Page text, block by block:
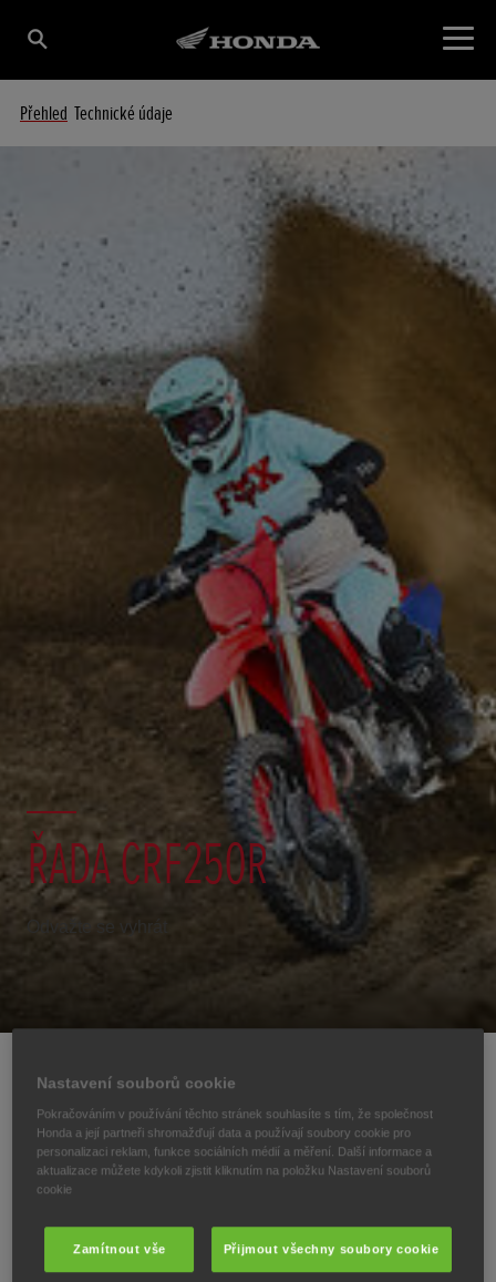
Přehled Technické údaje
ŘADA CRF250R
Odvažte se vyhrát
samém středu tohoto boje. Tento model těží z vítězného
rodokmenu v MXGP a poskytuje špičkovou stabilitu a
ovladatelnost v rychlých zatáčkách. Motor poskytuje
silný výkon ve středním rozsahu a těží z Honda
Selectable Torque Control (HSTC). Nové plasty definují
postoupit, CRF250R je místo, kde zahájíte své vítězné
tažení.
Nastavení souborů cookie
Pokračováním v používání těchto stránek souhlasíte s tím, že společnost
Honda a její partneři shromažďují data a používají soubory cookie pro
personalizaci reklam, funkce sociálních médií a měření. Další informace a
aktualizace můžete kdykoli zjistit kliknutím na položku Nastavení souborů
cookie
Zamítnout vše Přijmout všechny soubory cookie